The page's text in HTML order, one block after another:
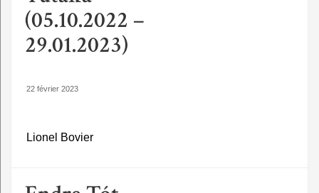
(05.10.2022 –
29.01.2023)
22 février 2023
Lionel Bovier